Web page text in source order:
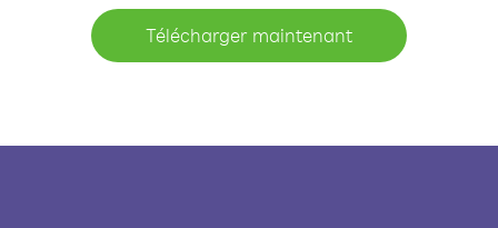
Télécharger maintenant